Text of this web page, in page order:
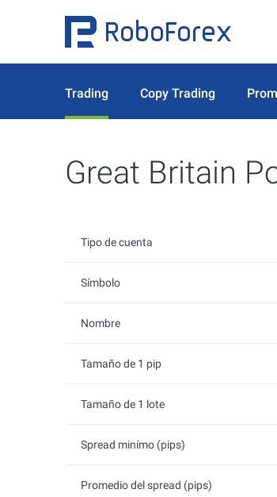
Trading Copy Trading
Great Britain
Tipo de cuenta
Símbolo
Nombre
Tamaño de 1 pip
Tamaño de 1 lote
Spread minímo (pips)
Promedio del spread (pips)